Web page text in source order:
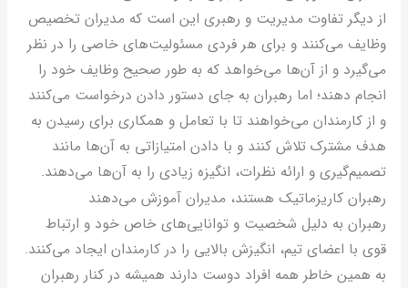
دیگر تفاوت مدیریت و رهبری این است که مدیران تخصیص
می‌کنند و برای هر فردی مسئولیت‌های خاصی را در نظر
و از آن‌ها می‌خواهد که به طور صحیح وظایف خود را
دهند؛ اما رهبران به جای دستور دادن درخواست می‌کنند
از کارمندان می‌خواهند تا با تعامل و همکاری برای رسیدن به
مشترک تلاش کنند و با دادن امتیازاتی به آن‌ها مانند
و ارائه نظرات، انگیزه زیادی را به آن‌ها می‌دهند.
کاریزماتیک هستند، مدیران آموزش می‌دهند
به دلیل شخصیت و توانایی‌های خاص خود و ارتباط
با اعضای تیم، انگیزش بالایی را در کارمندان ایجاد می‌کنند.
همین خاطر همه افراد دوست دارند همیشه در کنار رهبران